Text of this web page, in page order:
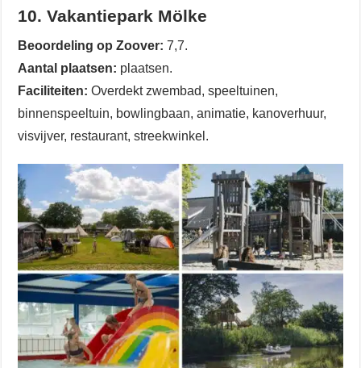
10. Vakantiepark Mölke
Beoordeling op Zoover: 7,7.
Aantal plaatsen: plaatsen.
Faciliteiten: Overdekt zwembad, speeltuinen,
binnenspeeltuin, bowlingbaan, animatie, kanoverhuur,
visvijver, restaurant, streekwinkel.